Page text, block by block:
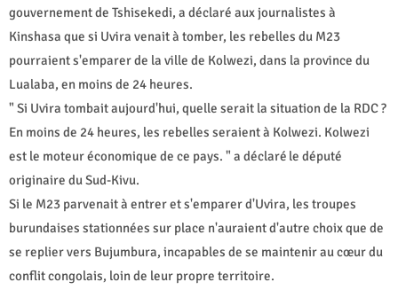
gouvernement de Tshisekedi, a déclaré aux journalistes à
Kinshasa que si Uvira venait à tomber, les rebelles du M23
pourraient s'emparer de la ville de Kolwezi, dans la province du
Lualaba, en moins de 24 heures.
" Si Uvira tombait aujourd'hui, quelle serait la situation de la RDC ?
En moins de 24 heures, les rebelles seraient à Kolwezi. Kolwezi
est le moteur économique de ce pays. " a déclaré le député
originaire du Sud-Kivu.
Si le M23 parvenait à entrer et s'emparer d'Uvira, les troupes
burundaises stationnées sur place n'auraient d'autre choix que de
se replier vers Bujumbura, incapables de se maintenir au cœur du
conflit congolais, loin de leur propre territoire.